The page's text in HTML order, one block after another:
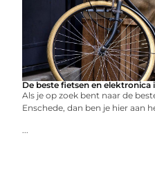
De beste fietsen en elektronica
Als je op zoek bent naar de
Enschede, dan ben je hier aan
...